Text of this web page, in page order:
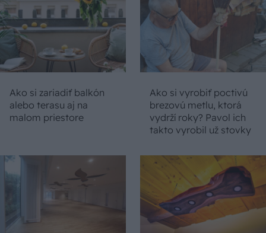
Ako si zariadiť balkón
alebo terasu aj na
malom priestore
Ako si vyrobiť poctivú
brezovú metlu, ktorá
vydrží roky? Pavol ich
takto vyrobil už stovky